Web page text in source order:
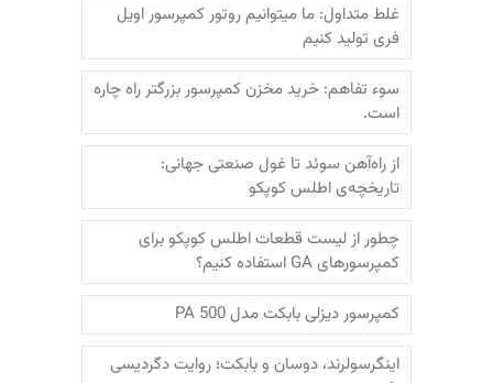
غلط متداول: ما میتوانیم روتور کمپرسور اویل
فری تولید کنیم
سوء تفاهم: خرید مخزن کمپرسور بزرگتر راه چاره
است.
از راه‌آهن سوئد تا غول صنعتی جهانی:
تاریخچه‌ی اطلس کوپکو
چطور از لیست قطعات اطلس کوپکو برای
کمپرسورهای GA استفاده کنیم؟
کمپرسور دیزلی بابکت مدل PA 500
اینگرسولرند، دوسان و بابکت؛‌ روایت دگردیسی